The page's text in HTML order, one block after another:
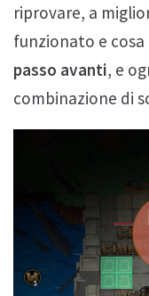
riprovare, a
funzionato e cosa
passo avanti, e
combinazione di